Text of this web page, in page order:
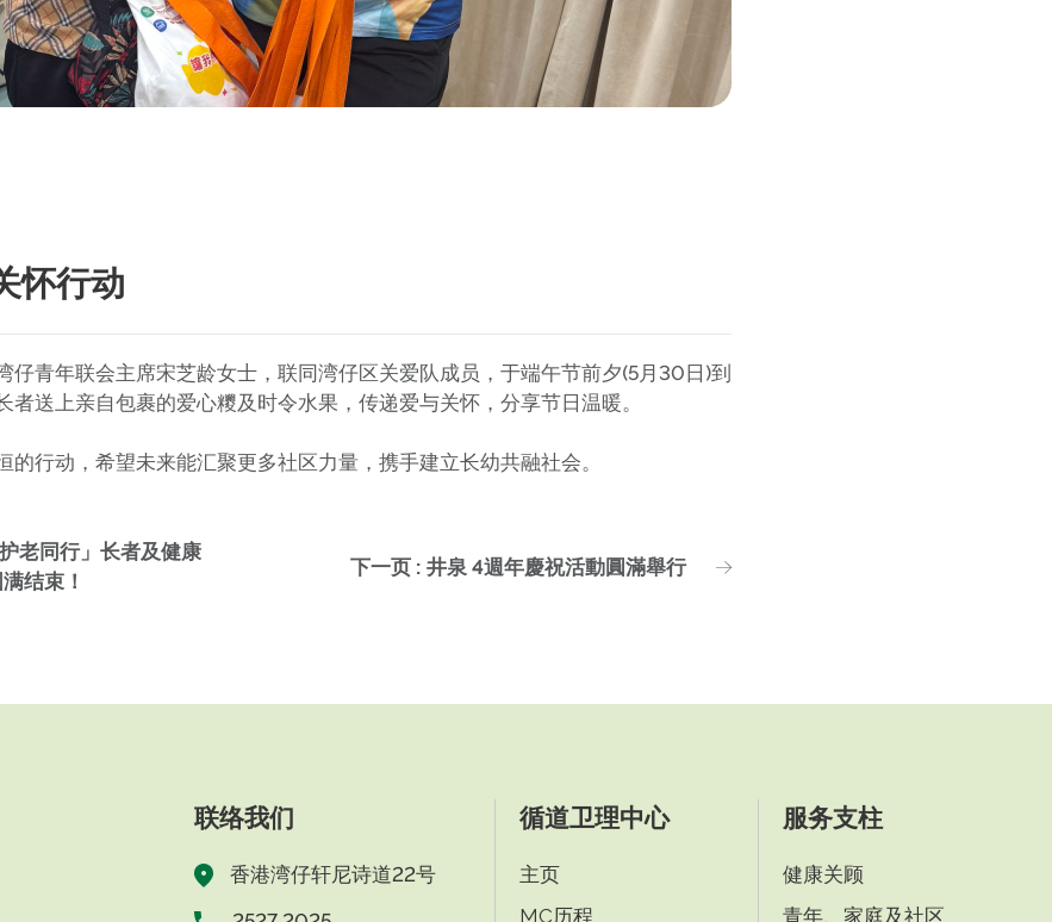
怀行动
仔青年联会主席宋芝龄女士，联同湾仔区关爱队成员，于端午节前夕(5月30日)到
者送上亲自包裹的爱心糭及时令水果，传递爱与关怀，分享节日温暖。
的行动，希望未来能汇聚更多社区力量，携手建立长幼共融社会。
老同行」长者及健康
结束！
下一页 : 井泉 4週年慶祝活動圓滿舉行
联络我们
香港湾仔轩尼诗道22号
循道卫理中心
主页
MC历程
服务支柱
健康关顾
青年、家庭及社区